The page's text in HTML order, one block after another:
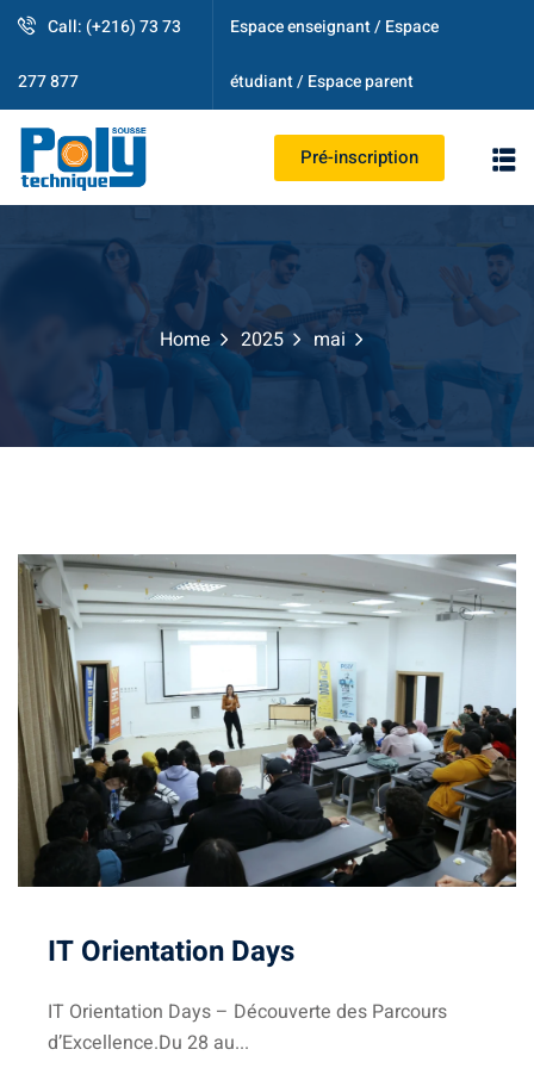
Call: (+216) 73 73
277 877
Espace enseignant / Espace
étudiant / Espace parent
Pré-inscription
& AI
Home 2025 mai
IT Orientation Days
IT Orientation Days – Découverte des Parcours
d’Excellence.Du 28 au...